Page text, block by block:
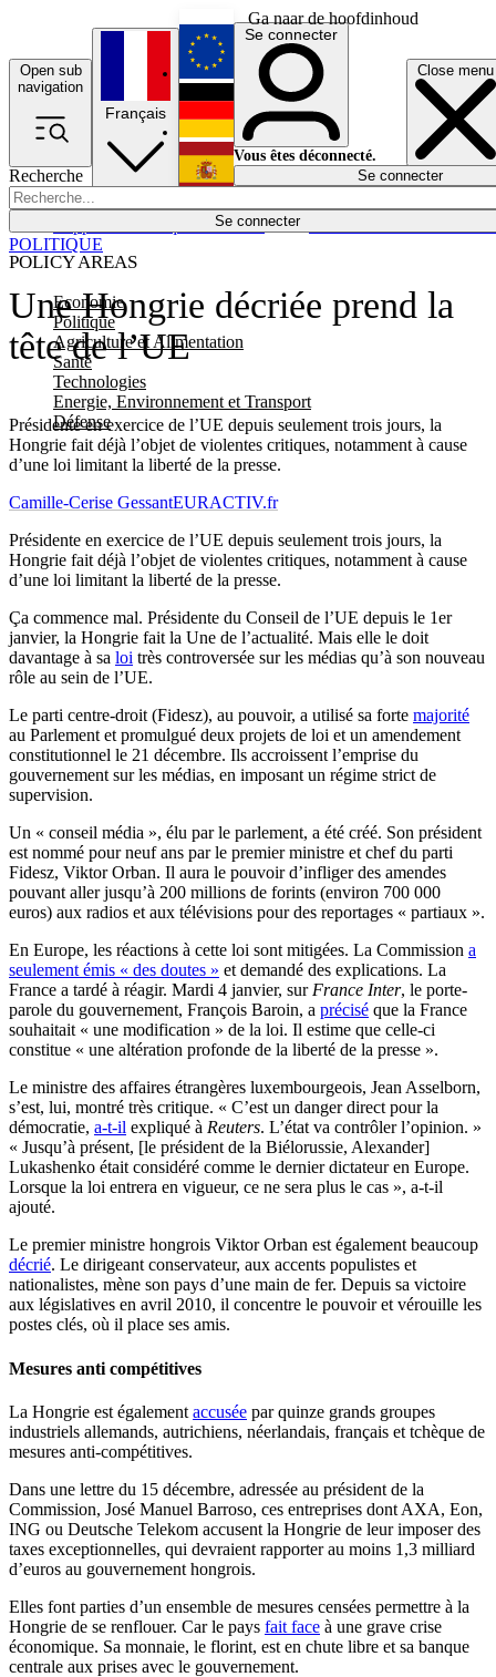
Ga naar de hoofdinhoud
Open sub
navigation
Close menu
Recherche
Se connecter
POLICY AREAS
Economie
Politique
Agriculture et Alimentation
Santé
Technologies
Energie, Environnement et Transport
Défense
Économie
Français
English
Deutsch
Español
Se connecter
Vous êtes déconnecté.
Se connecter
Une Hongrie décriée prend la
tête de l’UE
Présidente en exercice de l’UE depuis seulement trois jours, la
Hongrie fait déjà l’objet de violentes critiques, notamment à cause
d’une loi limitant la liberté de la presse.
POLITIQUE
Camille-Cerise GessantEURACTIV.fr
Présidente en exercice de l’UE depuis seulement trois jours, la
Hongrie fait déjà l’objet de violentes critiques, notamment à cause
d’une loi limitant la liberté de la presse.
Ça commence mal. Présidente du Conseil de l’UE depuis le 1er
janvier, la Hongrie fait la Une de l’actualité. Mais elle le doit
davantage à sa loi très controversée sur les médias qu’à son nouveau
rôle au sein de l’UE.
Le parti centre-droit (Fidesz), au pouvoir, a utilisé sa forte majorité
au Parlement et promulgué deux projets de loi et un amendement
constitutionnel le 21 décembre. Ils accroissent l’emprise du
gouvernement sur les médias, en imposant un régime strict de
supervision.
Un « conseil média », élu par le parlement, a été créé. Son président
est nommé pour neuf ans par le premier ministre et chef du parti
Fidesz, Viktor Orban. Il aura le pouvoir d’infliger des amendes
pouvant aller jusqu’à 200 millions de forints (environ 700 000
euros) aux radios et aux télévisions pour des reportages « partiaux ».
En Europe, les réactions à cette loi sont mitigées. La Commission a
seulement émis « des doutes » et demandé des explications. La
France a tardé à réagir. Mardi 4 janvier, sur France Inter, le porte-
parole du gouvernement, François Baroin, a précisé que la France
souhaitait « une modification » de la loi. Il estime que celle-ci
constitue « une altération profonde de la liberté de la presse ».
Le ministre des affaires étrangères luxembourgeois, Jean Asselborn,
s’est, lui, montré très critique. « C’est un danger direct pour la
démocratie, a-t-il expliqué à Reuters. L’état va contrôler l’opinion. »
« Jusqu’à présent, [le président de la Biélorussie, Alexander]
Lukashenko était considéré comme le dernier dictateur en Europe.
Lorsque la loi entrera en vigueur, ce ne sera plus le cas », a-t-il
ajouté.
Le premier ministre hongrois Viktor Orban est également beaucoup
décrié. Le dirigeant conservateur, aux accents populistes et
nationalistes, mène son pays d’une main de fer. Depuis sa victoire
aux législatives en avril 2010, il concentre le pouvoir et vérouille les
postes clés, où il place ses amis.
Mesures anti compétitives
La Hongrie est également accusée par quinze grands groupes
industriels allemands, autrichiens, néerlandais, français et tchèque de
mesures anti-compétitives.
Dans une lettre du 15 décembre, adressée au président de la
Commission, José Manuel Barroso, ces entreprises dont AXA, Eon,
ING ou Deutsche Telekom accusent la Hongrie de leur imposer des
taxes exceptionnelles, qui devraient rapporter au moins 1,3 milliard
d’euros au gouvernement hongrois.
Elles font parties d’un ensemble de mesures censées permettre à la
Hongrie de se renflouer. Car le pays fait face à une grave crise
économique. Sa monnaie, le florint, est en chute libre et sa banque
centrale aux prises avec le gouvernement.